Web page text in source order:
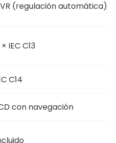
(regulación automática)
IEC C13
C14
con navegación